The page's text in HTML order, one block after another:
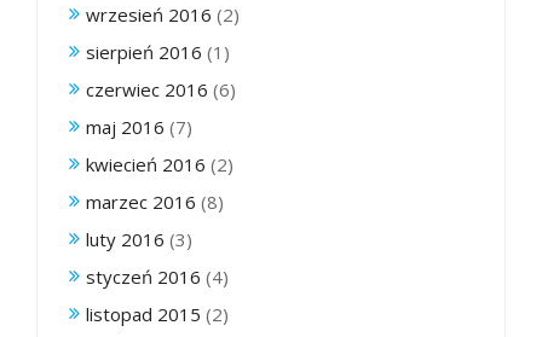
wrzesień 2016 (2)
sierpień 2016 (1)
czerwiec 2016 (6)
maj 2016 (7)
kwiecień 2016 (2)
marzec 2016 (8)
luty 2016 (3)
styczeń 2016 (4)
listopad 2015 (2)